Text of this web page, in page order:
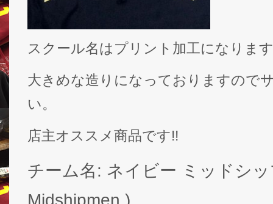
スクール名はプリント加工になりま
大きめな造りになっておりますので
い。
店主オススメ商品です!!
チーム名: ネイビー ミッドシ
Midshipmen )